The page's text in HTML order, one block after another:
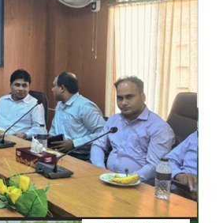
করা হবে